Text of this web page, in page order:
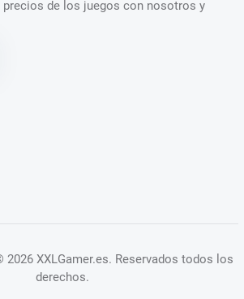
precios de los juegos con nosotros y
2026 XXLGamer.es. Reservados todos los
derechos.